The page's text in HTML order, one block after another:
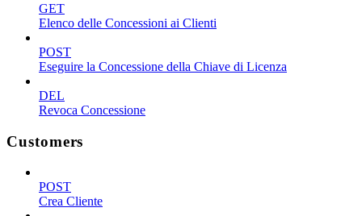
GET
Elenco delle Concessioni ai Clienti
POST
Eseguire la Concessione della Chiave di Licenza
DEL
Revoca Concessione
Customers
POST
Crea Cliente